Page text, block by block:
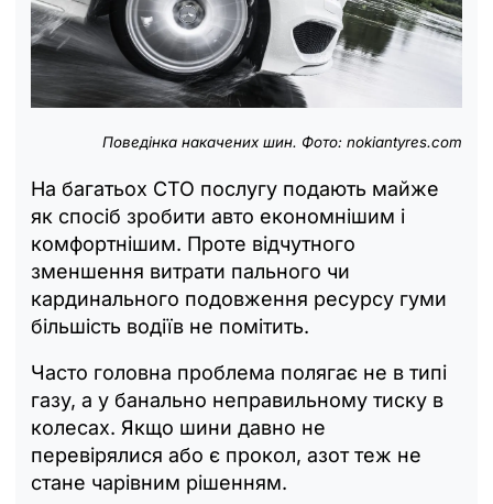
Поведінка накачених шин. Фото: nokiantyres.com
На багатьох СТО послугу подають майже
як спосіб зробити авто економнішим і
комфортнішим. Проте відчутного
зменшення витрати пального чи
кардинального подовження ресурсу гуми
більшість водіїв не помітить.
Часто головна проблема полягає не в типі
газу, а у банально неправильному тиску в
колесах. Якщо шини давно не
перевірялися або є прокол, азот теж не
стане чарівним рішенням.